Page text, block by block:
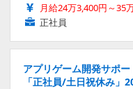
月給24万3,400円～35
正社員
アプリゲーム開発サポ
「正社員/土日祝休み」